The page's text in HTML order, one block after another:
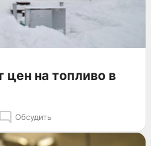
цен на топливо в
Обсудить